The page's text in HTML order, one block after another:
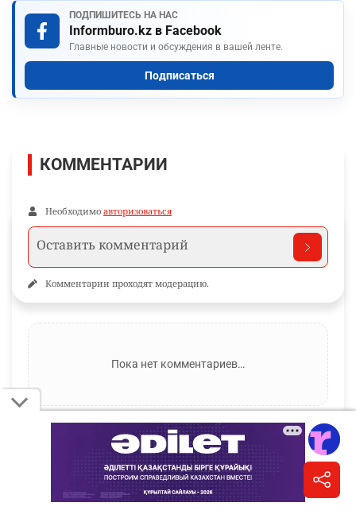
ПОДПИШИТЕСЬ НА НАС
Informburo.kz в Facebook
Главные новости и обсуждения в вашей ленте.
Подписаться
КОММЕНТАРИИ
Необходимо авторизоваться
Комментарии проходят модерацию.
Пока нет комментариев…